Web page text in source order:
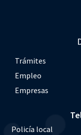
Trámites
Empleo
Empresas
Policía local